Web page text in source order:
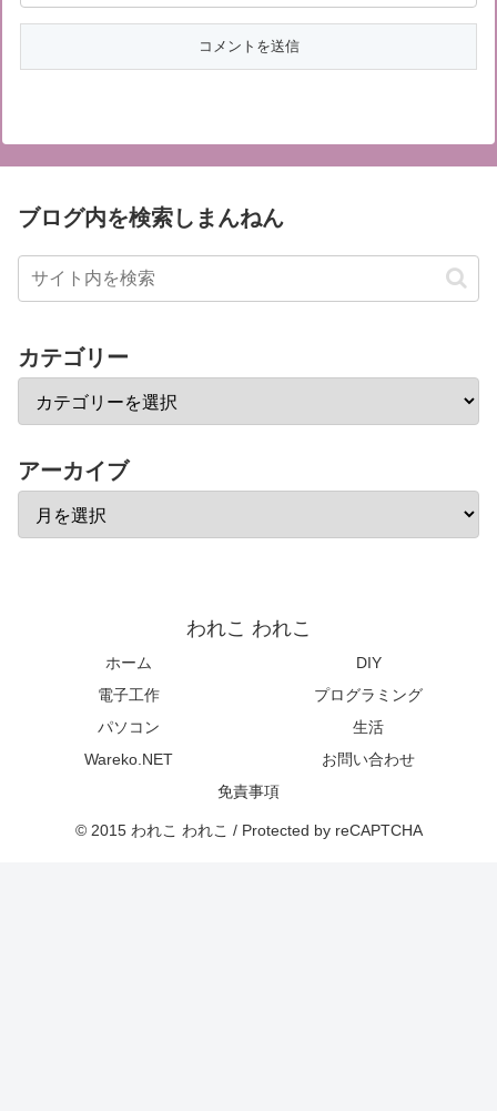
ブログ内を検索しまんねん
カテゴリー
アーカイブ
われこ われこ
ホーム
DIY
電子工作
プログラミング
パソコン
生活
Wareko.NET
お問い合わせ
免責事項
© 2015 われこ われこ / Protected by reCAPTCHA